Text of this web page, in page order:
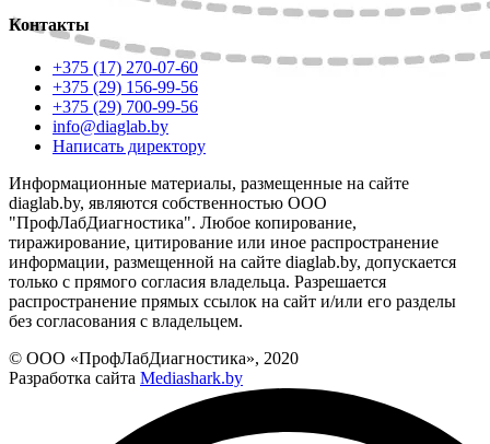
Контакты
+375 (17) 270-07-60
+375 (29) 156-99-56
+375 (29) 700-99-56
info@diaglab.by
Написать директору
Информационные материалы, размещенные на сайте
diaglab.by, являются собственностью ООО
"ПрофЛабДиагностика". Любое копирование,
тиражирование, цитирование или иное распространение
информации, размещенной на сайте diaglab.by, допускается
только с прямого согласия владельца. Разрешается
распространение прямых ссылок на сайт и/или его разделы
без согласования с владельцем.
© ООО «ПрофЛабДиагностика», 2020
Разработка сайта Mediashark.by